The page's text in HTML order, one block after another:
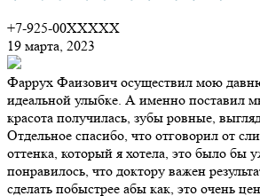
+7-925-00XXXXX
19 марта, 2023
Фаррух Фаизович осуществил мою
идеальной улыбке. А именно поставил
красота получилась, зубы ровные,
Отдельное спасибо, что отговорил от
оттенка, который я хотела, это было бы
понравилось, что доктору важен
сделать побыстрее абы как, это очень